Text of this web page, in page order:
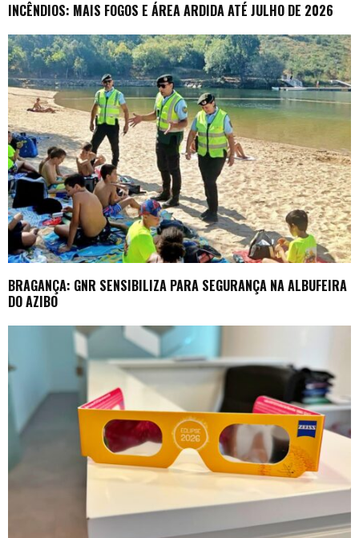
INCÊNDIOS: MAIS FOGOS E ÁREA ARDIDA ATÉ JULHO DE 2026
BRAGANÇA: GNR SENSIBILIZA PARA SEGURANÇA NA ALBUFEIRA
DO AZIBO